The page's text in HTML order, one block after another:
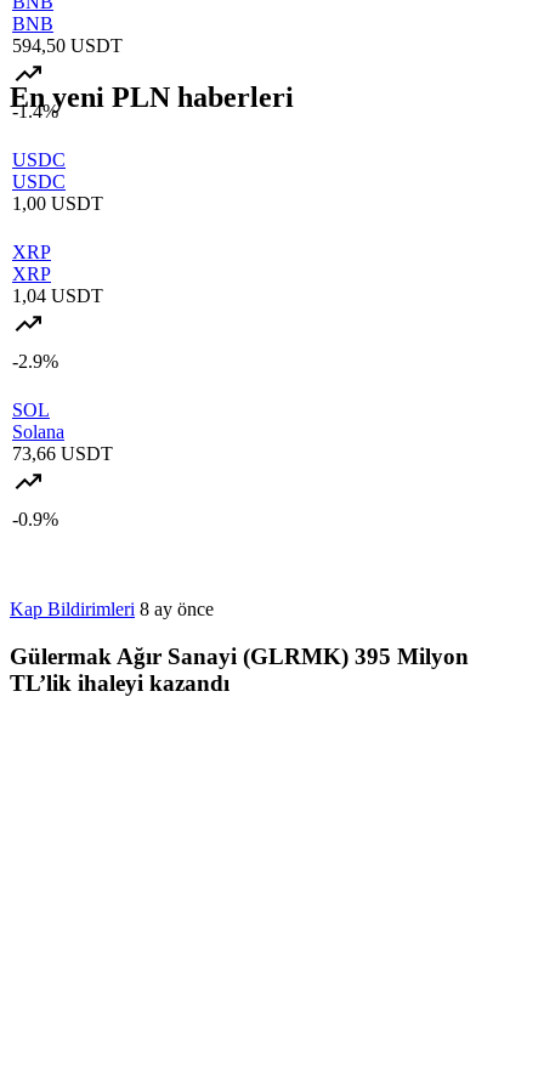
BNB
594,50 USDT
-1.4%
USDC
USDC
1,00 USDT
XRP
XRP
1,04 USDT
-2.9%
SOL
Solana
73,66 USDT
-0.9%
En yeni PLN haberleri
Kap Bildirimleri 8 ay önce
Gülermak Ağır Sanayi (GLRMK) 395 Milyon
TL’lik ihaleyi kazandı